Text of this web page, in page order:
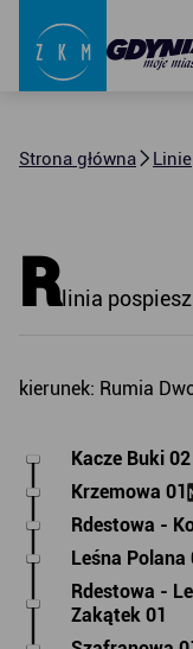
Strona główna Linie